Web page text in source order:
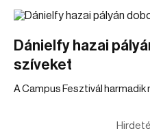
Dánielfy hazai
szíveket
A Campus Fesztivál harmadik